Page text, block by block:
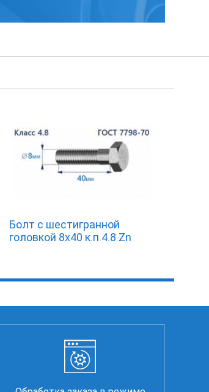
Болт с шестигранной
головкой 8х40 к.п.4.8 Zn